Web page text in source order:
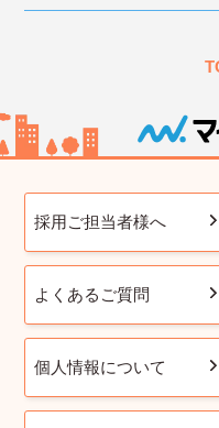
採用ご担当者様へ
よくあるご質問
個人情報について